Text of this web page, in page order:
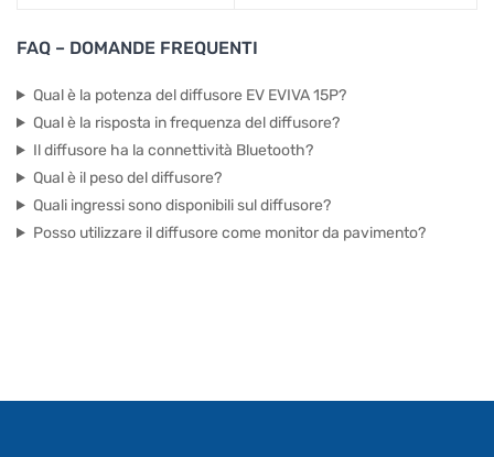
FAQ – DOMANDE FREQUENTI
Qual è la potenza del diffusore EV EVIVA 15P?
Qual è la risposta in frequenza del diffusore?
Il diffusore ha la connettività Bluetooth?
Qual è il peso del diffusore?
Quali ingressi sono disponibili sul diffusore?
Posso utilizzare il diffusore come monitor da pavimento?